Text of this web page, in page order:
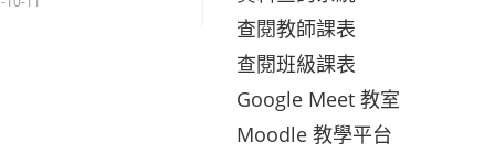
查閱教師課表
查閱班級課表
Google Meet 教室
Moodle 教學平台